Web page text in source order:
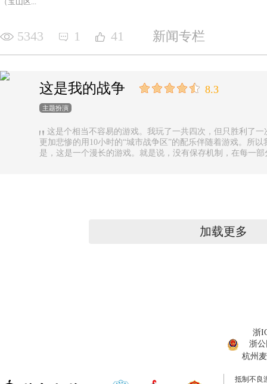
5343 1 41 新闻专栏
这是我的战争 8.3
主题扮演
这是个相当不容易的游戏。我玩了一共四次，但只胜利了
更加悲惨的用10小时的“城市战争区”的配乐伴随着游戏。所
是，这是一个漫长的游戏。就是说，没有保存机制，在每一
加载更多
浙
浙公
杭州
抵制不良